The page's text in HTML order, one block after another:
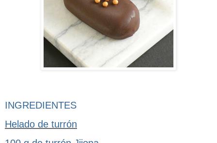
INGREDIENTES
Helado de turrón